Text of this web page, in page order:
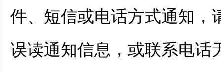
件、短信或电话方式通知，
误读通知信息，或联系电话